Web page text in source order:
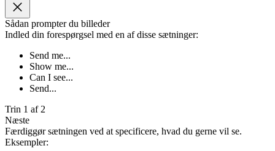
Sådan prompter du billeder
Indled din forespørgsel med en af disse sætninger:
Send me...
Show me...
Can I see...
Send...
Trin 1 af 2
Næste
Færdiggør sætningen ved at specificere, hvad du gerne vil se.
Eksempler: